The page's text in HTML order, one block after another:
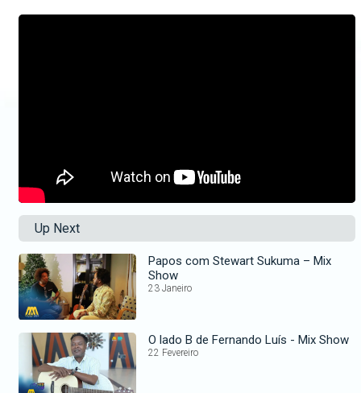
Up Next
Papos com Stewart Sukuma – Mix
Show
23 Janeiro
O lado B de Fernando Luís - Mix Show
22 Fevereiro